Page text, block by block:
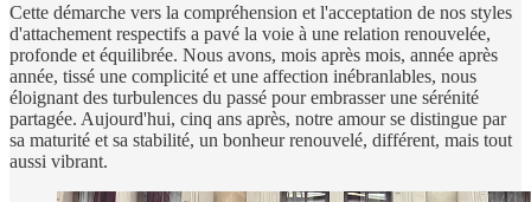
Cette démarche vers la compréhension et l'acceptation de nos styles
d'attachement respectifs a pavé la voie à une relation renouvelée,
profonde et équilibrée. Nous avons, mois après mois, année après
année, tissé une complicité et une affection inébranlables, nous
éloignant des turbulences du passé pour embrasser une sérénité
partagée. Aujourd'hui, cinq ans après, notre amour se distingue par
sa maturité et sa stabilité, un bonheur renouvelé, différent, mais tout
aussi vibrant.